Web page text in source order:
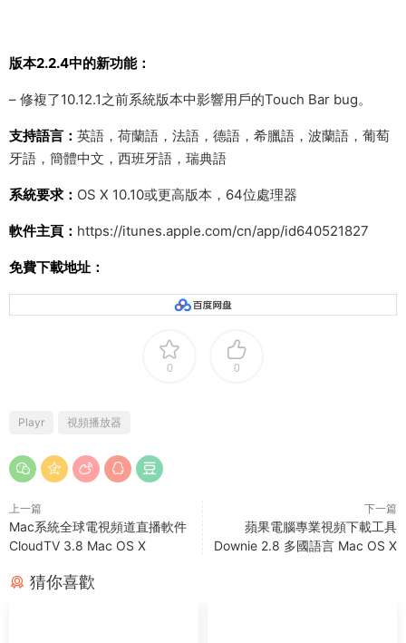
版本2.2.4中的新功能：
– 修複了10.12.1之前系統版本中影響用戶的Touch Bar bug。
支持語言： 英語，荷蘭語，法語，德語，希臘語，波蘭語，葡萄
牙語，簡體中文，西班牙語，瑞典語
系統要求： OS X 10.10或更高版本，64位處理器
軟件主頁： https://itunes.apple.com/cn/app/id640521827
免費下載地址：
0 0
Playr 視頻播放器
上一篇
Mac系統全球電視頻道直播軟件
CloudTV 3.8 Mac OS X
下一篇
蘋果電腦專業視頻下載工具
Downie 2.8 多國語言 Mac OS X
猜你喜歡